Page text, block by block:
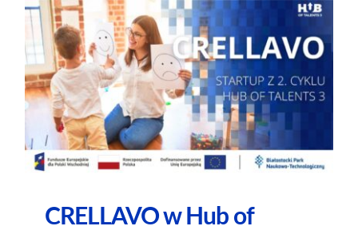
CRELLAVO w Hub of